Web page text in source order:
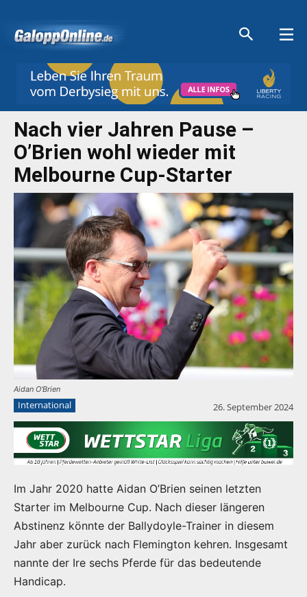
Nach vier Jahren Pause –
O’Brien wohl wieder mit
Melbourne Cup-Starter
Aidan O'Brien
International 26. September 2024
Im Jahr 2020 hatte Aidan O’Brien seinen letzten
Starter im Melbourne Cup. Nach dieser längeren
Abstinenz könnte der Ballydoyle-Trainer in diesem
Jahr aber zurück nach Flemington kehren. Insgesamt
nannte der Ire sechs Pferde für das bedeutende
Handicap.